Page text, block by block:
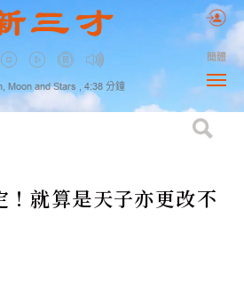
Moon and Stars , 4:38 分鐘
簡體
！就算是天子亦更改不